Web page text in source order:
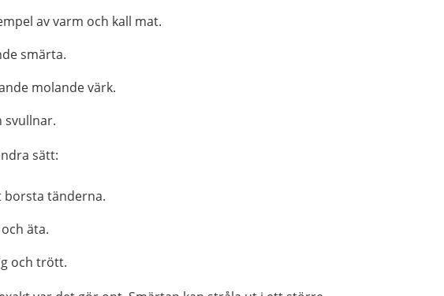
av varm och kall mat.
smärta.
molande värk.
svullnar.
sätt:
borsta tänderna.
äta.
och trött.